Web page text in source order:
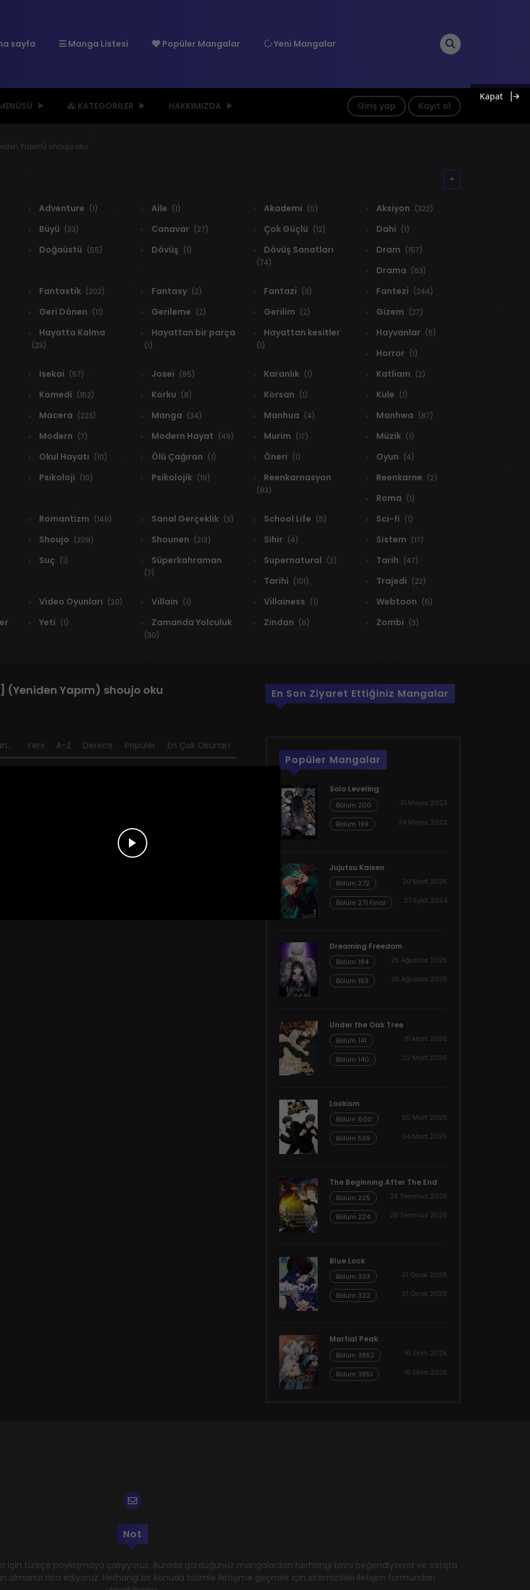
sayfa Manga Listesi Popüler Mangalar Yeni Mangalar
KATEGORILER HAKKIMIZDA Giriş yap Kayıt ol
Yapım) shoujo oku
Adventure (1) Aile (1) Akademi (0) Aksiyon (322)
Büyü (33) Canavar (27) Çok Güçlü (12) Dahi (1)
Doğaüstü (55) Dövüş (1) Dövüş Sanatları
(74)
Dram (157)
Drama (63)
Fantastik (202) Fantasy (2) Fantazi (3) Fantezi (244)
Geri Dönen (11) Gerileme (2) Gerilim (2) Gizem (27)
Hayatta Kalma
(23)
Hayattan bir parça
(1)
Hayattan kesitler
(1)
Hayvanlar (5)
Horror (1)
Isekai (57) Josei (85) Karanlık (1) Katliam (2)
Komedi (152) Korku (8) Korsan (1) Kule (1)
Macera (223) Manga (34) Manhua (4) Manhwa (87)
Modern (7) Modern Hayat (49) Murim (17) Müzik (1)
Okul Hayatı (10) Ölü Çağıran (1) Öneri (1) Oyun (4)
Psikoloji (10) Psikolojik (19) Reenkarnasyon
(83)
Reenkarne (2)
Roma (1)
Romantizm (149) Sanal Gerçeklik (3) School Life (5) Sci-fi (1)
Shoujo (209) Shounen (213) Sihir (4) Sistem (17)
Suç (1) Süperkahraman
(7)
Supernatural (2) Tarih (47)
Tarihi (101) Trajedi (22)
Video Oyunları (20) Villain (1) Villainess (1) Webtoon (6)
Yeti (1) Zamanda Yolculuk
(30)
Zindan (8) Zombi (3)
(Yeniden Yapım) shoujo oku
Yeni A-Z Derece Popüler En Çok Okunan
En Son Ziyaret Ettiğiniz Mangalar
Popüler Mangalar
Solo Leveling
Bölüm 200 31 Mayıs 2023
Bölüm 199 24 Mayıs 2023
Jujutsu Kaisen
Bölüm 272 20 Mart 2025
Bölüm 271 Final 27 Eylül 2024
Dreaming Freedom
Bölüm 184 25 Ağustos 2025
Bölüm 183 25 Ağustos 2025
Under the Oak Tree
Bölüm 141 31 Mart 2026
Bölüm 140 22 Mart 2026
Lookism
Bölüm 600 30 Mart 2026
Bölüm 599 24 Mart 2026
The Beginning After The End
Bölüm 225 28 Temmuz 2025
Bölüm 224 28 Temmuz 2025
Blue Lock
Bölüm 333 31 Ocak 2026
Bölüm 332 31 Ocak 2026
Martial Peak
Bölüm 3852 16 Ekim 2025
Bölüm 3851 16 Ekim 2025
Not
için türkçe paylaşmaya çalışıyoruz. Burada gördüğünüz mangalardan herhangi birini beğendiyseniz ve satışta
almanızı rica ediyoruz. Herhangi bir konuda bizimle iletişime geçmek için sitemizdeki iletişim formundan
Kapat